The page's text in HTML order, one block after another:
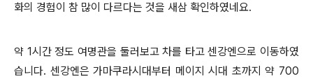
화의 경험이 참 많이 다르다는 것을 새삼 확인하였네요.
약 1시간 정도 여명관을 둘러보고 차를 타고 센강엔으로 이동하였
습니다. 센강엔은 가마쿠라시대부터 메이지 시대 초까지 약 700